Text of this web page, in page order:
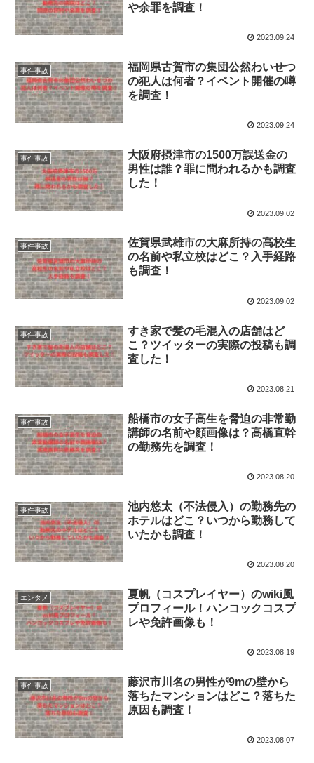
や余罪を調査！
2023.09.24
事件事故
福岡県古賀市の集団公然わいせつ
の犯人は何者？イベント開催の噂
を調査！
2023.09.24
事件事故
大阪府摂津市の1500万誤送金の
男性は誰？罪に問われるかも調査
した！
2023.09.02
事件事故
佐賀県武雄市の大麻所持の高校生
の名前や私立校はどこ？入手経路
も調査！
2023.09.02
事件事故
すき家で髪の毛混入の店舗はど
こ？ツイッターの実際の投稿も調
査した！
2023.08.21
事件事故
船橋市の女子高生を脅迫の非常勤
講師の名前や顔画像は？高橋直幹
の勤務先を調査！
2023.08.20
事件事故
池内悠太（不法侵入）の勤務先の
ホテルはどこ？いつから勤務して
いたかも調査！
2023.08.20
エンタメ
夏帆（コスプレイヤー）のwiki風
プロフィール！ハンコックコスプ
レや免許画像も！
2023.08.19
事件事故
藤沢市川名の男性が9mの壁から
落ちたマンションはどこ？落ちた
原因も調査！
2023.08.07